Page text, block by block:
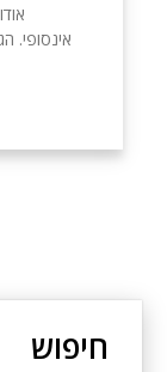
אינסופי.
חיפוש